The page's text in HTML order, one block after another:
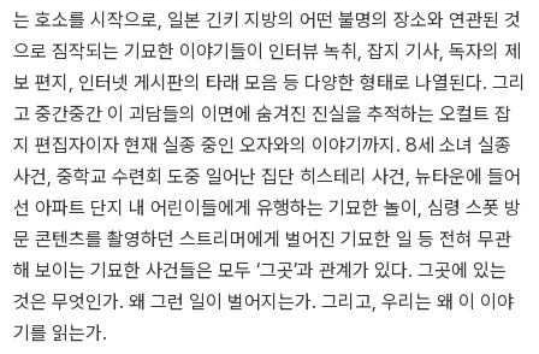
는 호소를 시작으로, 일본 긴키 지방의 어떤 불명의 장소와 연관된 것
으로 짐작되는 기묘한 이야기들이 인터뷰 녹취, 잡지 기사, 독자의 제
보 편지, 인터넷 게시판의 타래 모음 등 다양한 형태로 나열된다. 그리
고 중간중간 이 괴담들의 이면에 숨겨진 진실을 추적하는 오컬트 잡
지 편집자이자 현재 실종 중인 오자와의 이야기까지. 8세 소녀 실종
사건, 중학교 수련회 도중 일어난 집단 히스테리 사건, 뉴타운에 들어
선 아파트 단지 내 어린이들에게 유행하는 기묘한 놀이, 심령 스폿 방
문 콘텐츠를 촬영하던 스트리머에게 벌어진 기묘한 일 등 전혀 무관
해 보이는 기묘한 사건들은 모두 ‘그곳’과 관계가 있다. 그곳에 있는
것은 무엇인가. 왜 그런 일이 벌어지는가. 그리고, 우리는 왜 이 이야
기를 읽는가.